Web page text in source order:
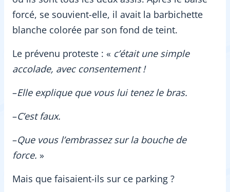
forcé, se souvient-elle, il avait la barbichette
blanche colorée par son fond de teint.
Le prévenu proteste : « c’était une simple
accolade, avec consentement !
–Elle explique que vous lui tenez le bras.
–C’est faux.
–Que vous l’embrassez sur la bouche de
force. »
Mais que faisaient-ils sur ce parking ?